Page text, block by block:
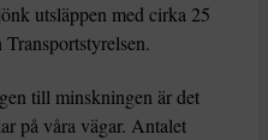
utsläppen med cirka 25
till minskningen är det
på våra vägar. Antalet